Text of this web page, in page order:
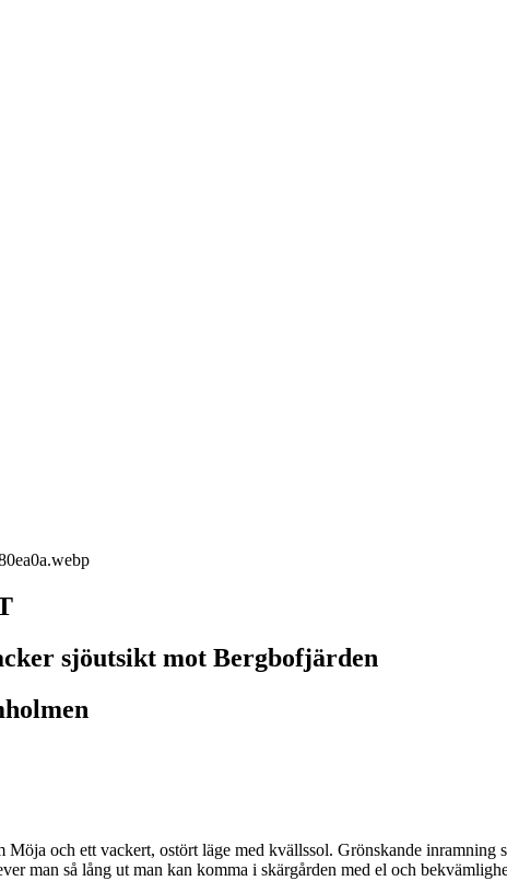
sjöutsikt mot Bergbofjärden
och ett vackert, ostört läge med kvällssol. Grönskande inramning
man så lång ut man kan komma i skärgården med el och